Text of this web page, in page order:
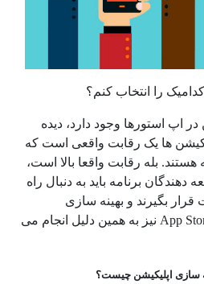
را انتخاب کنم؟
اپ استورها وجود دارد، دیده
ها یک رقابت واقعی است که
هستند. بله رقابت واقعا بالا است،
برنامه باید به دنبال راه
بگیرند و بهینه سازی
اپلیکیشن یا App Store Optimization نیز به همین دلیل انجام می